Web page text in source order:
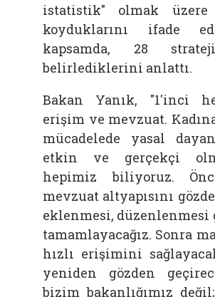
istatistik" olmak
koyduklarını ifade
kapsamda, 28
belirlediklerini anlattı.
Bakan Yanık, "1'inci
erişim ve mevzuat.
mücadelede yasal
etkin ve gerçekçi
hepimiz biliyoruz.
mevzuat altyapısını
eklenmesi, düzenlenmesi
tamamlayacağız. Sonra
hızlı erişimini
yeniden gözden
bizim bakanlığımız